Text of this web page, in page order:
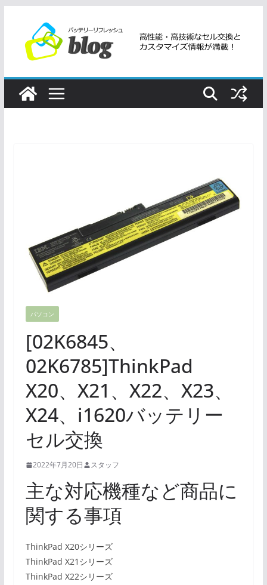
ツ
パソコン
[02K6845、
02K6785]ThinkPad
X20、X21、X22、X23、
X24、i1620バッテリー
セル交換
2022年7月20日 スタッフ
主な対応機種など商品に
関する事項
ThinkPad X20シリーズ
ThinkPad X21シリーズ
ThinkPad X22シリーズ